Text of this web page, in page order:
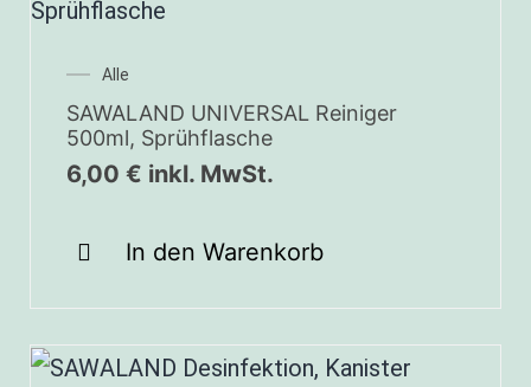
Alle
SAWALAND UNIVERSAL Reiniger
500ml, Sprühflasche
6,00 € inkl. MwSt.
In den Warenkorb